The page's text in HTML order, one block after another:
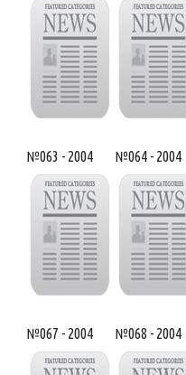
№063 - 2004 №064 - 2004
№067 - 2004 №068 - 2004